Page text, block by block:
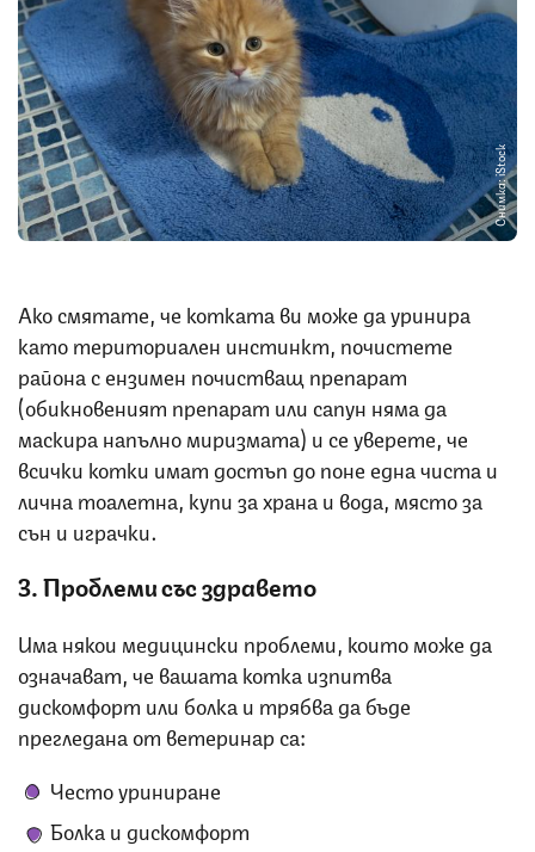
Снимка: iStock
Ако смятате, че котката ви може да уринира
като териториален инстинкт, почистете
района с ензимен почистващ препарат
(обикновеният препарат или сапун няма да
маскира напълно миризмата) и се уверете, че
всички котки имат достъп до поне една чиста и
лична тоалетна, купи за храна и вода, място за
сън и играчки.
3. Проблеми със здравето
Има някои медицински проблеми, които може да
означават, че вашата котка изпитва
дискомфорт или болка и трябва да бъде
прегледана от ветеринар са:
Често уриниране
Болка и дискомфорт